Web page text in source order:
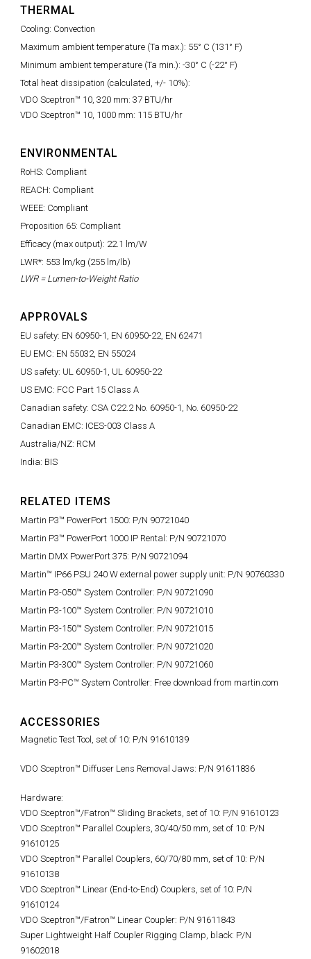
THERMAL
Cooling: Convection
Maximum ambient temperature (Ta max.): 55° C (131° F)
Minimum ambient temperature (Ta min.): -30° C (-22° F)
Total heat dissipation (calculated, +/- 10%):
VDO Sceptron™ 10, 320 mm: 37 BTU/hr
VDO Sceptron™ 10, 1000 mm: 115 BTU/hr
ENVIRONMENTAL
RoHS: Compliant
REACH: Compliant
WEEE: Compliant
Proposition 65: Compliant
Efficacy (max output): 22.1 lm/W
LWR*: 553 lm/kg (255 lm/lb)
LWR = Lumen-to-Weight Ratio
APPROVALS
EU safety: EN 60950-1, EN 60950-22, EN 62471
EU EMC: EN 55032, EN 55024
US safety: UL 60950-1, UL 60950-22
US EMC: FCC Part 15 Class A
Canadian safety: CSA C22.2 No. 60950-1, No. 60950-22
Canadian EMC: ICES-003 Class A
Australia/NZ: RCM
India: BIS
RELATED ITEMS
Martin P3™ PowerPort 1500: P/N 90721040
Martin P3™ PowerPort 1000 IP Rental: P/N 90721070
Martin DMX PowerPort 375: P/N 90721094
Martin™ IP66 PSU 240 W external power supply unit: P/N 90760330
Martin P3-050™ System Controller: P/N 90721090
Martin P3-100™ System Controller: P/N 90721010
Martin P3-150™ System Controller: P/N 90721015
Martin P3-200™ System Controller: P/N 90721020
Martin P3-300™ System Controller: P/N 90721060
Martin P3-PC™ System Controller: Free download from martin.com
ACCESSORIES
Magnetic Test Tool, set of 10: P/N 91610139
VDO Sceptron™ Diffuser Lens Removal Jaws: P/N 91611836
Hardware:
VDO Sceptron™/Fatron™ Sliding Brackets, set of 10: P/N 91610123
VDO Sceptron™ Parallel Couplers, 30/40/50 mm, set of 10: P/N
91610125
VDO Sceptron™ Parallel Couplers, 60/70/80 mm, set of 10: P/N
91610138
VDO Sceptron™ Linear (End-to-End) Couplers, set of 10: P/N
91610124
VDO Sceptron™/Fatron™ Linear Coupler: P/N 91611843
Super Lightweight Half Coupler Rigging Clamp, black: P/N
91602018